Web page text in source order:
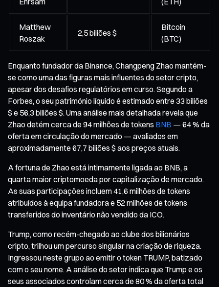
Matthew
Roszak
2,5 biliões $
Bitcoin
(BTC)
Enquanto fundador da Binance, Changpeng Zhao mantém-
se como uma das figuras mais influentes do setor cripto,
apesar dos desafios regulatórios em curso. Segundo a
Forbes, o seu património líquido é estimado entre 33 biliões
$ e 56,3 biliões $. Uma análise mais detalhada revela que
Zhao detém cerca de 94 milhões de tokens BNB — 64 % da
oferta em circulação do mercado — avaliados em
aproximadamente 67,7 biliões $ aos preços atuais.
A fortuna de Zhao está intimamente ligada ao BNB, a
quarta maior criptomoeda por capitalização de mercado.
As suas participações incluem 41,6 milhões de tokens
atribuídos à equipa fundadora e 52 milhões de tokens
transferidos do inventário não vendido da ICO.
Trump, como recém-chegado ao clube dos bilionários
cripto, trilhou um percurso singular na criação de riqueza.
Ingressou neste grupo ao emitir o token TRUMP, batizado
com o seu nome. A análise do setor indica que Trump e os
seus associados controlam cerca de 80 % da oferta total